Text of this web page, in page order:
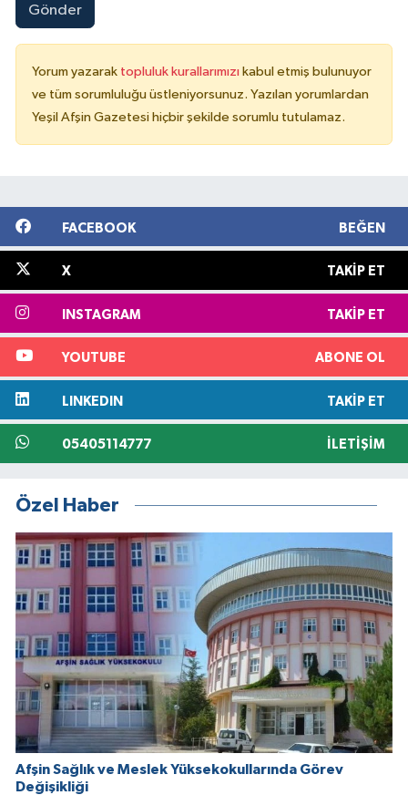
Gönder
Yorum yazarak topluluk kurallarımızı kabul etmiş bulunuyor
ve tüm sorumluluğu üstleniyorsunuz. Yazılan yorumlardan
Yeşil Afşin Gazetesi hiçbir şekilde sorumlu tutulamaz.
FACEBOOK BEĞEN
X TAKIP ET
INSTAGRAM TAKIP ET
YOUTUBE ABONE OL
LINKEDIN TAKIP ET
05405114777 İLETIŞIM
Özel Haber
Afşin Sağlık ve Meslek Yüksekokullarında Görev
Değişikliği